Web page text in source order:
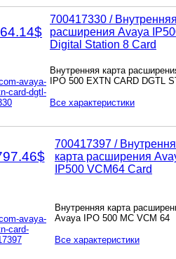
700417330 /
расширения Avaya
Digital Station 8 Card
Внутренняя карта
IPO 500 EXTN CARD DGTL
Все характеристики
700417397 /
карта расширения
IP500 VCM64 Card
Внутренняя карта
Avaya IPO 500 MC VCM 64
Все характеристики